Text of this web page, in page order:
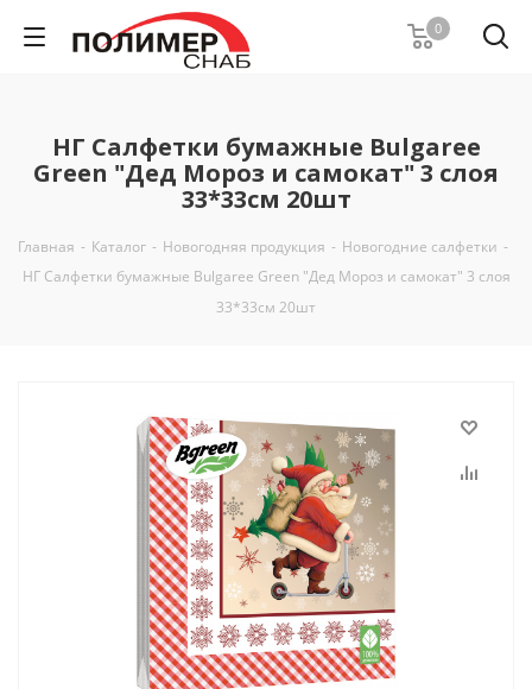
0
НГ Салфетки бумажные Bulgaree
Green "Дед Мороз и самокат" 3 слоя
33*33см 20шт
Главная - Каталог - Новогодняя продукция - Новогодние салфетки -
НГ Салфетки бумажные Bulgaree Green "Дед Мороз и самокат" 3 слоя
33*33см 20шт